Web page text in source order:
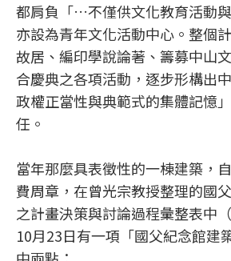
都肩負「…不僅供文化教育活動
亦設為青年文化活動中心。整個
故居、編印學說論著、籌募中山
合慶典之各項活動，逐步形構出
政權正當性與典範式的集體記憶
任。
當年那麼具表徵性的一棟建築，
費周章，在曾光宗教授整理的國
之計畫決策與討論過程彙整表中
10月23日有一項「國父紀念館建